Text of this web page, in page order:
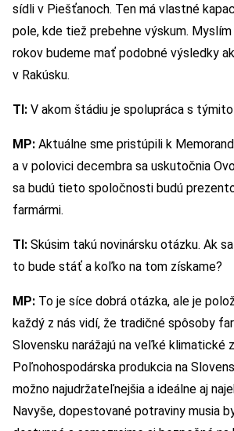
sídli v Piešťanoch. Ten má vlastné
pole, kde tiež prebehne výskum. Myslím
rokov budeme mať podobné výsledky
v Rakúsku.
TI: V akom štádiu je spolupráca s
MP: Aktuálne sme pristúpili k
a v polovici decembra sa uskutočnia
sa budú tieto spoločnosti budú
farmármi.
TI: Skúsim takú novinársku otázku. Ak
to bude stáť a koľko na tom získame?
MP: To je síce dobrá otázka, ale je
každý z nás vidí, že tradičné spôsoby
Slovensku narážajú na veľké klimatické
Poľnohospodárska produkcia na
možno najudržateľnejšia a ideálne aj
Navyše, dopestované potraviny musia